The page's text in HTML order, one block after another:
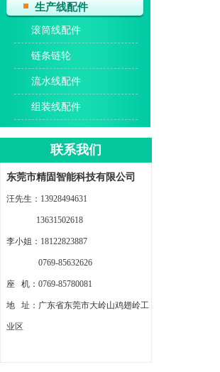
生产线配件
滚筒线配件
链条链轮
流水线配件
组装线配件
联系我们
东莞市精固智能科技有限公司
汪先生：13928494631
13631502618
李小姐：18122823887
0769-85632626
座 机：0769-85780081
地 址：广东省东莞市大岭山鸡翅岭工
业区